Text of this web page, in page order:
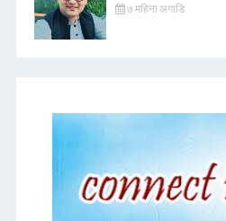
७ महिना अगाडि